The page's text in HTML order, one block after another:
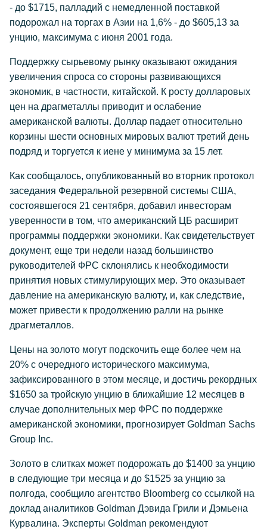
- до $1715, палладий с немедленной поставкой
подорожал на торгах в Азии на 1,6% - до $605,13 за
унцию, максимума с июня 2001 года.
Поддержку сырьевому рынку оказывают ожидания
увеличения спроса со стороны развивающихся
экономик, в частности, китайской. К росту долларовых
цен на драгметаллы приводит и ослабение
американской валюты. Доллар падает относительно
корзины шести основных мировых валют третий день
подряд и торгуется к иене у минимума за 15 лет.
Как сообщалось, опубликованный во вторник протокол
заседания Федеральной резервной системы США,
состоявшегося 21 сентября, добавил инвесторам
уверенности в том, что американский ЦБ расширит
программы поддержки экономики. Как свидетельствует
документ, еще три недели назад большинство
руководителей ФРС склонялись к необходимости
принятия новых стимулирующих мер. Это оказывает
давление на американскую валюту, и, как следствие,
может привести к продолжению ралли на рынке
драгметаллов.
Цены на золото могут подскочить еще более чем на
20% с очередного исторического максимума,
зафиксированного в этом месяце, и достичь рекордных
$1650 за тройскую унцию в ближайшие 12 месяцев в
случае дополнительных мер ФРС по поддержке
американской экономики, прогнозирует Goldman Sachs
Group Inc.
Золото в слитках может подорожать до $1400 за унцию
в следующие три месяца и до $1525 за унцию за
полгода, сообщило агентство Bloomberg со ссылкой на
доклад аналитиков Goldman Дэвида Грили и Дэмьена
Курвалина. Эксперты Goldman рекомендуют